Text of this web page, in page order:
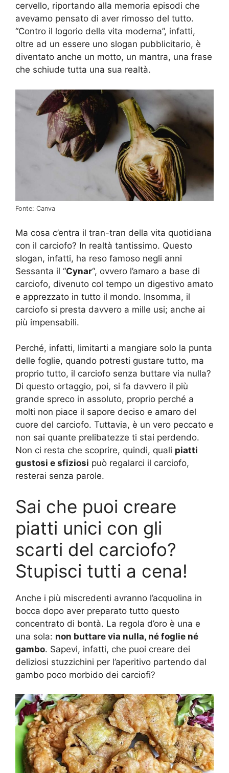
cervello, riportando alla memoria episodi che
avevamo pensato di aver rimosso del tutto.
“Contro il logorio della vita moderna”, infatti,
oltre ad un essere uno slogan pubblicitario, è
diventato anche un motto, un mantra, una frase
che schiude tutta una sua realtà.
Fonte: Canva
Ma cosa c’entra il tran-tran della vita quotidiana
con il carciofo? In realtà tantissimo. Questo
slogan, infatti, ha reso famoso negli anni
Sessanta il “Cynar“, ovvero l’amaro a base di
carciofo, divenuto col tempo un digestivo amato
e apprezzato in tutto il mondo. Insomma, il
carciofo si presta davvero a mille usi; anche ai
più impensabili.
Perché, infatti, limitarti a mangiare solo la punta
delle foglie, quando potresti gustare tutto, ma
proprio tutto, il carciofo senza buttare via nulla?
Di questo ortaggio, poi, si fa davvero il più
grande spreco in assoluto, proprio perché a
molti non piace il sapore deciso e amaro del
cuore del carciofo. Tuttavia, è un vero peccato e
non sai quante prelibatezze ti stai perdendo.
Non ci resta che scoprire, quindi, quali piatti
gustosi e sfiziosi può regalarci il carciofo,
resterai senza parole.
Sai che puoi creare
piatti unici con gli
scarti del carciofo?
Stupisci tutti a cena!
Anche i più miscredenti avranno l’acquolina in
bocca dopo aver preparato tutto questo
concentrato di bontà. La regola d’oro è una e
una sola: non buttare via nulla, né foglie né
gambo. Sapevi, infatti, che puoi creare dei
deliziosi stuzzichini per l’aperitivo partendo dal
gambo poco morbido dei carciofi?